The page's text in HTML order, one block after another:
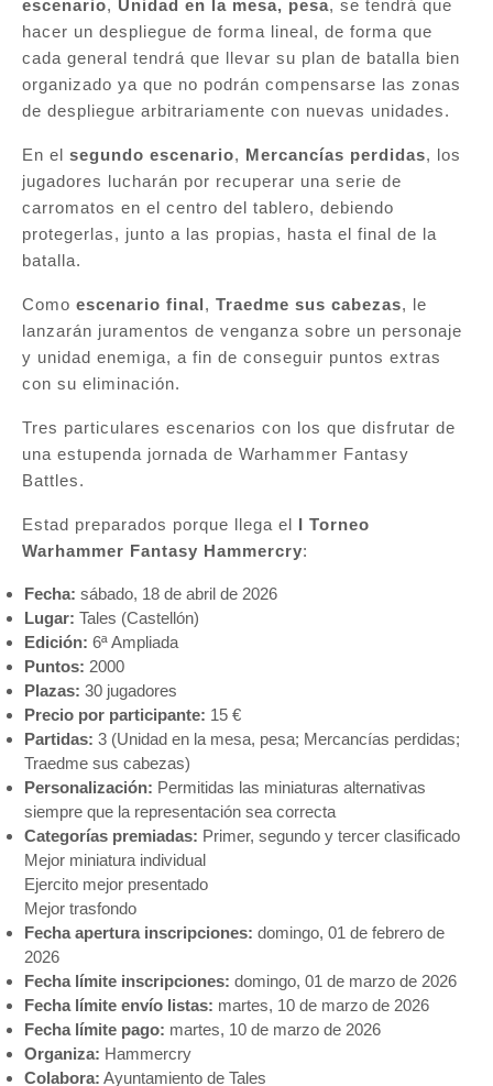
escenario, Unidad en la mesa, pesa, se tendrá que
hacer un despliegue de forma lineal, de forma que
cada general tendrá que llevar su plan de batalla bien
organizado ya que no podrán compensarse las zonas
de despliegue arbitrariamente con nuevas unidades.
En el segundo escenario, Mercancías perdidas, los
jugadores lucharán por recuperar una serie de
carromatos en el centro del tablero, debiendo
protegerlas, junto a las propias, hasta el final de la
batalla.
Como escenario final, Traedme sus cabezas, le
lanzarán juramentos de venganza sobre un personaje
y unidad enemiga, a fin de conseguir puntos extras
con su eliminación.
Tres particulares escenarios con los que disfrutar de
una estupenda jornada de Warhammer Fantasy
Battles.
Estad preparados porque llega el I Torneo
Warhammer Fantasy Hammercry:
Fecha: sábado, 18 de abril de 2026
Lugar: Tales (Castellón)
Edición: 6ª Ampliada
Puntos: 2000
Plazas: 30 jugadores
Precio por participante: 15 €
Partidas: 3 (Unidad en la mesa, pesa; Mercancías perdidas;
Traedme sus cabezas)
Personalización: Permitidas las miniaturas alternativas
siempre que la representación sea correcta
Categorías premiadas: Primer, segundo y tercer clasificado
Mejor miniatura individual
Ejercito mejor presentado
Mejor trasfondo
Fecha apertura inscripciones: domingo, 01 de febrero de
2026
Fecha límite inscripciones: domingo, 01 de marzo de 2026
Fecha límite envío listas: martes, 10 de marzo de 2026
Fecha límite pago: martes, 10 de marzo de 2026
Organiza: Hammercry
Colabora: Ayuntamiento de Tales